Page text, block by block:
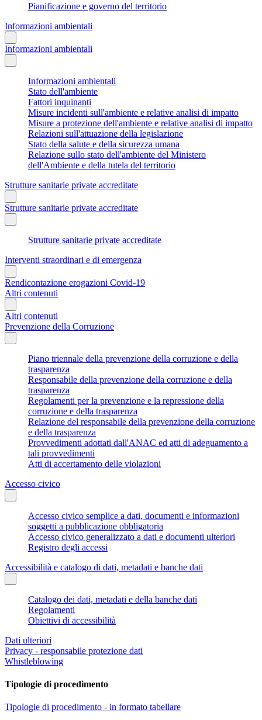
Pianificazione e governo del territorio
Informazioni ambientali
Informazioni ambientali
Informazioni ambientali
Stato dell'ambiente
Fattori inquinanti
Misure incidenti sull'ambiente e relative analisi di impatto
Misure a protezione dell'ambiente e relative analisi di impatto
Relazioni sull'attuazione della legislazione
Stato della salute e della sicurezza umana
Relazione sullo stato dell'ambiente del Ministero
dell'Ambiente e della tutela del territorio
Strutture sanitarie private accreditate
Strutture sanitarie private accreditate
Strutture sanitarie private accreditate
Interventi straordinari e di emergenza
Rendicontazione erogazioni Covid-19
Altri contenuti
Altri contenuti
Prevenzione della Corruzione
Piano triennale della prevenzione della corruzione e della
trasparenza
Responsabile della prevenzione della corruzione e della
trasparenza
Regolamenti per la prevenzione e la repressione della
corruzione e della trasparenza
Relazione del responsabile della prevenzione della corruzione
e della trasparenza
Provvedimenti adottati dall'ANAC ed atti di adeguamento a
tali provvedimenti
Atti di accertamento delle violazioni
Accesso civico
Accesso civico semplice a dati, documenti e informazioni
soggetti a pubblicazione obbligatoria
Accesso civico generalizzato a dati e documenti ulteriori
Registro degli accessi
Accessibilità e catalogo di dati, metadati e banche dati
Catalogo dei dati, metadati e della banche dati
Regolamenti
Obiettivi di accessibilità
Dati ulteriori
Privacy - responsabile protezione dati
Whistleblowing
Tipologie di procedimento
Tipologie di procedimento - in formato tabellare